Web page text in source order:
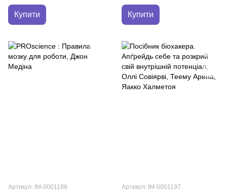
Купити Купити
Артикул: IM-0001198 Артикул: IM-0001197